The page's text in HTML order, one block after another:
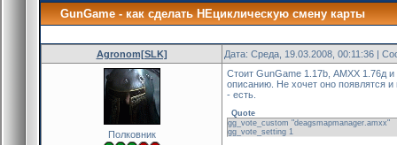
GunGame - как сделать НЕциклическую смену карты
Agronom[SLK] Дата: Среда, 19.03.2008, 00:11:36 |
Полковник
Стоит GunGame 1.17b, АМХХ 1.76д и
описанию. Не хочет оно появлятся и
- есть.
Quote
gg_vote_custom "deagsmapmanager.amxx"
gg_vote_setting 1